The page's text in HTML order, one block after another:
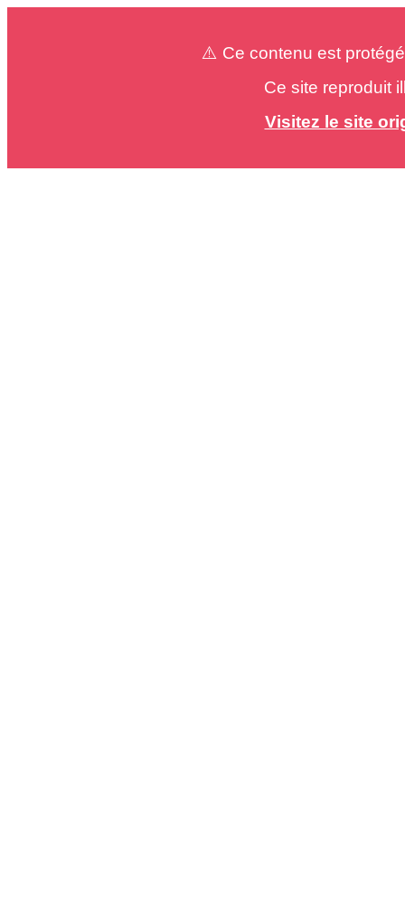
⚠️ Ce contenu est
Ce site reproduit
Visitez le site